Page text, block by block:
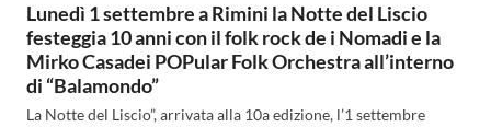
Lunedì 1 settembre a Rimini la Notte del Liscio
festeggia 10 anni con il folk rock de i Nomadi e la
Mirko Casadei POPular Folk Orchestra all’interno
di “Balamondo”
La Notte del Liscio”, arrivata alla 10a edizione, l’1 settembre